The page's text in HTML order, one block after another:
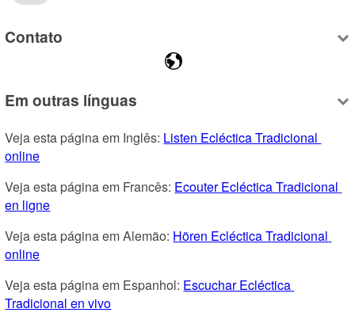
Contato
Em outras línguas
Veja esta página em Inglês: Listen Ecléctica Tradicional
online
Veja esta página em Francês: Ecouter Ecléctica Tradicional
en ligne
Veja esta página em Alemão: Hören Ecléctica Tradicional
online
Veja esta página em Espanhol: Escuchar Ecléctica
Tradicional en vivo